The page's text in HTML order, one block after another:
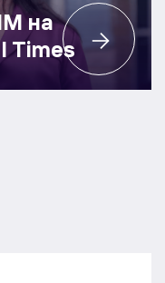
на
Times